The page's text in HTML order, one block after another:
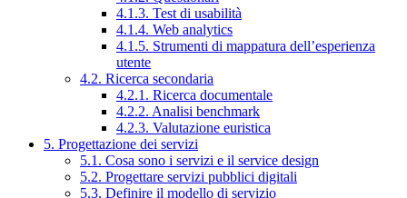
4.1.3. Test di usabilità
4.1.4. Web analytics
4.1.5. Strumenti di mappatura dell’esperienza
utente
4.2. Ricerca secondaria
4.2.1. Ricerca documentale
4.2.2. Analisi benchmark
4.2.3. Valutazione euristica
5. Progettazione dei servizi
5.1. Cosa sono i servizi e il service design
5.2. Progettare servizi pubblici digitali
5.3. Definire il modello di servizio